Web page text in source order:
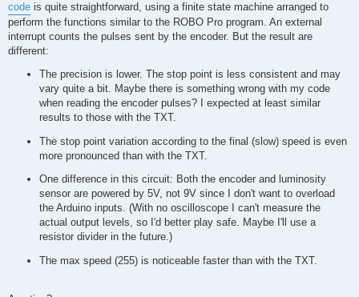
code is quite straightforward, using a finite state machine arranged to
perform the functions similar to the ROBO Pro program. An external
interrupt counts the pulses sent by the encoder. But the result are
different:
The precision is lower. The stop point is less consistent and may
vary quite a bit. Maybe there is something wrong with my code
when reading the encoder pulses? I expected at least similar
results to those with the TXT.
The stop point variation according to the final (slow) speed is even
more pronounced than with the TXT.
One difference in this circuit: Both the encoder and luminosity
sensor are powered by 5V, not 9V since I don't want to overload
the Arduino inputs. (With no oscilloscope I can't measure the
actual output levels, so I'd better play safe. Maybe I'll use a
resistor divider in the future.)
The max speed (255) is noticeable faster than with the TXT.